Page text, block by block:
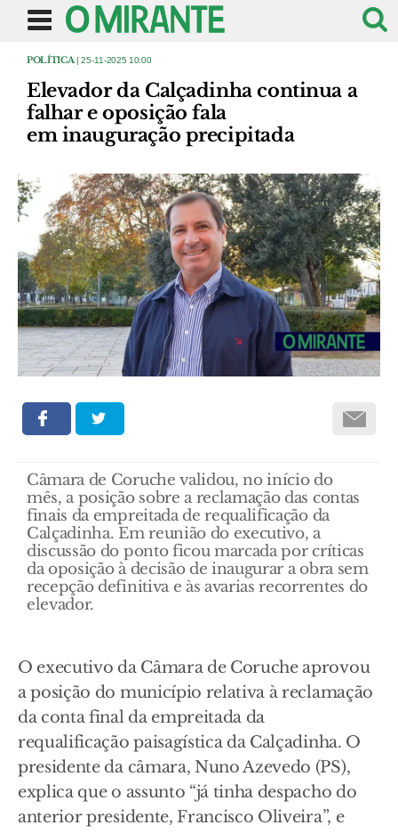
POLÍTICA | 25-11-2025 10:00
Elevador da Calçadinha continua a
falhar e oposição fala
em inauguração precipitada
Câmara de Coruche validou, no início do
mês, a posição sobre a reclamação das contas
finais da empreitada de requalificação da
Calçadinha. Em reunião do executivo, a
discussão do ponto ficou marcada por críticas
da oposição à decisão de inaugurar a obra sem
recepção definitiva e às avarias recorrentes do
elevador.
O executivo da Câmara de Coruche aprovou
a posição do município relativa à reclamação
da conta final da empreitada da
requalificação paisagística da Calçadinha. O
presidente da câmara, Nuno Azevedo (PS),
explica que o assunto “já tinha despacho do
anterior presidente, Francisco Oliveira”, e